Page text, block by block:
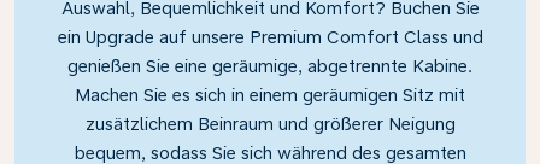
Auswahl, Bequemlichkeit und Komfort? Buchen Sie
ein Upgrade auf unsere Premium Comfort Class und
genießen Sie eine geräumige, abgetrennte Kabine.
Machen Sie es sich in einem geräumigen Sitz mit
zusätzlichem Beinraum und größerer Neigung
bequem, sodass Sie sich während des gesamten